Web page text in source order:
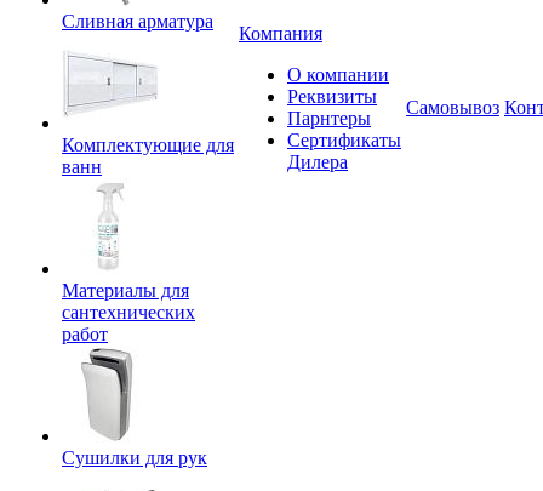
Сливная арматура
Комплектующие для
ванн
Материалы для
сантехнических
работ
Сушилки для рук
Компания
О компании
Реквизиты
Парнтеры
Сертификаты
Дилера
Самовывоз